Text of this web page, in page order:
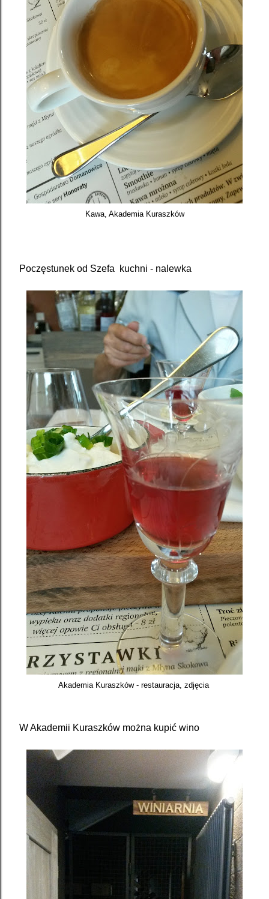
Kawa, Akademia Kuraszków
Poczęstunek od Szefa kuchni - nalewka
Akademia Kuraszków - restauracja, zdjęcia
W Akademii Kuraszków można kupić wino